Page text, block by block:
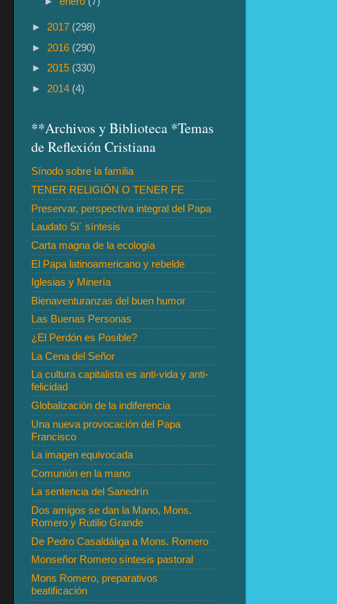
► 2017 (298)
► 2016 (290)
► 2015 (330)
► 2014 (4)
**Archivos y Biblioteca *Temas
de Reflexión Cristiana
Sínodo sobre la familia
TENER RELIGIÓN O TENER FE
Preservar, perspectiva integral del Papa
Laudato Si´ síntesis
Carta magna de la ecología
El Papa latinoamericano y rebelde
Iglesias y Minería
Bienaventuranzas del buen humor
Las Buenas Personas
¿El Perdón es Posible?
La Cena del Señor
La cultura capitalista es anti-vida y anti-
felicidad
Globalización de la indiferencia
Una nueva provocación del Papa
Francisco
La imagen equivocada
Comunión en la mano
La sentencia del Sanedrín
Dos amigos se dan la Mano, Mons.
Romero y Rutilio Grande
De Pedro Casaldáliga a Mons. Romero
Monseñor Romero síntesis pastoral
Mons Romero, preparativos
beatificación